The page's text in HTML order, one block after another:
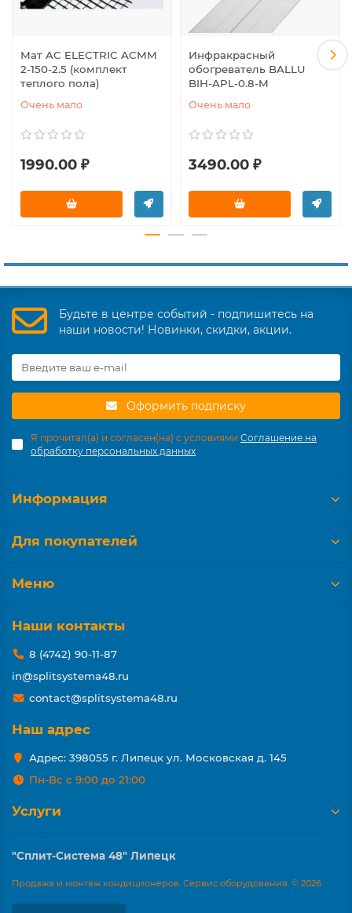
Мат AC ELECTRIC ACMM
2-150-2.5 (комплект
теплого пола)
Очень мало
1990.00 ₽
Инфракрасный
обогреватель BALLU
BIH-APL-0.8-M
Очень мало
3490.00 ₽
Будьте в центре событий - подпишитесь на
наши новости! Новинки, скидки, акции.
Оформить подписку
Я прочитал(а) и согласен(на) с условиями Соглашение на
обработку персональных данных
Информация
Для покупателей
Меню
Наши контакты
8 (4742) 90-11-87
in@splitsystema48.ru
contact@splitsystema48.ru
Наш адрес
Адрес: 398055 г. Липецк ул. Московская д. 145
Пн-Вс с 9:00 до 21:00
Услуги
"Сплит-Система 48" Липецк
Продажа и монтаж кондиционеров. Сервис оборудования. © 2026